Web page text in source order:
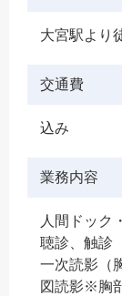
大宮駅より
交通費
込み
業務内容
人間ドック
聴診、触診
一次読影（
図読影※胸